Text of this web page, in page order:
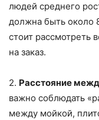
людей среднего
должна быть около
стоит рассмотреть
на заказ.
2. Расстояние
важно соблюдать
между мойкой,